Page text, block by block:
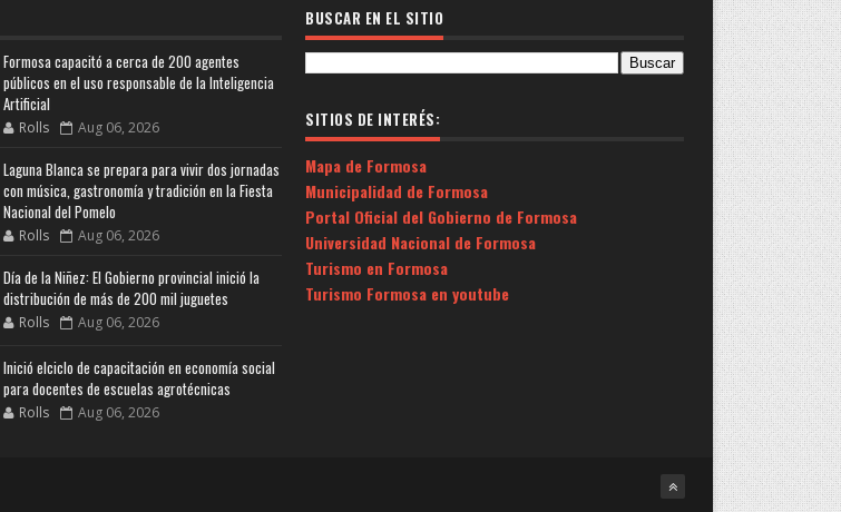
Formosa capacitó a cerca de 200 agentes
públicos en el uso responsable de la Inteligencia
Artificial
Rolls Aug 06, 2026
Laguna Blanca se prepara para vivir dos jornadas
con música, gastronomía y tradición en la Fiesta
Nacional del Pomelo
Rolls Aug 06, 2026
Día de la Niñez: El Gobierno provincial inició la
distribución de más de 200 mil juguetes
Rolls Aug 06, 2026
Inició elciclo de capacitación en economía social
para docentes de escuelas agrotécnicas
Rolls Aug 06, 2026
BUSCAR EN EL SITIO
SITIOS DE INTERÉS:
Mapa de Formosa
Municipalidad de Formosa
Portal Oficial del Gobierno de Formosa
Universidad Nacional de Formosa
Turismo en Formosa
Turismo Formosa en youtube